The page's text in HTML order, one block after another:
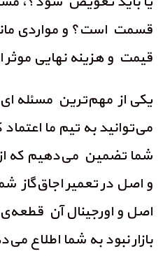
قسمت است؟ و مواردی
قیمت و هزینه نهایی
یکی از مهم‌ترین مسئله
می‌توانید به تیم ما
شما تضمین می‌دهیم که از
و اصل در تعمیر اجاق‌گاز
اصل و اورجینال آن
بازار نبود به شما اطلاع